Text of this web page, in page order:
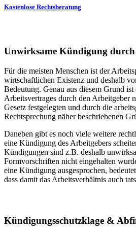
Kostenlose Rechtsberatung
Unwirksame Kündigung
Für die meisten Menschen ist der
wirtschaftlichen Existenz und deshalb
Bedeutung. Genau aus diesem Grund
Arbeitsvertrages durch den Arbeitgeber
Gesetz festgelegten und durch die
Rechtsprechung näher beschriebenen
Daneben gibt es noch viele weitere
eine Kündigung des Arbeitgebers
Kündigungen sind z.B. deshalb
Formvorschriften nicht eingehalten
eine Kündigung ausgesprochen,
dass damit das Arbeitsverhältnis auch
Kündigungsschutzklage &